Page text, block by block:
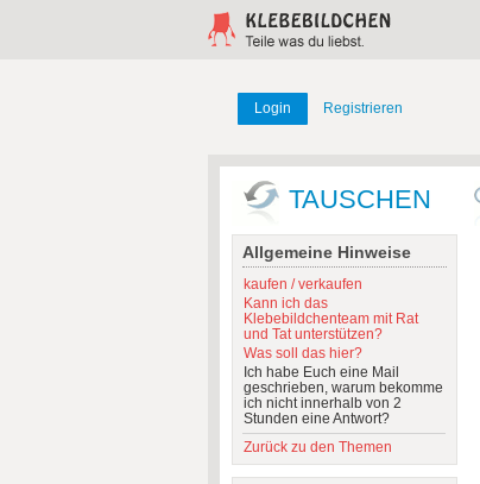
Login Registrieren
TAUSCHEN
Allgemeine Hinweise
kaufen / verkaufen
Kann ich das
Klebebildchenteam mit Rat
und Tat unterstützen?
Was soll das hier?
Ich habe Euch eine Mail
geschrieben, warum bekomme
ich nicht innerhalb von 2
Stunden eine Antwort?
Zurück zu den Themen